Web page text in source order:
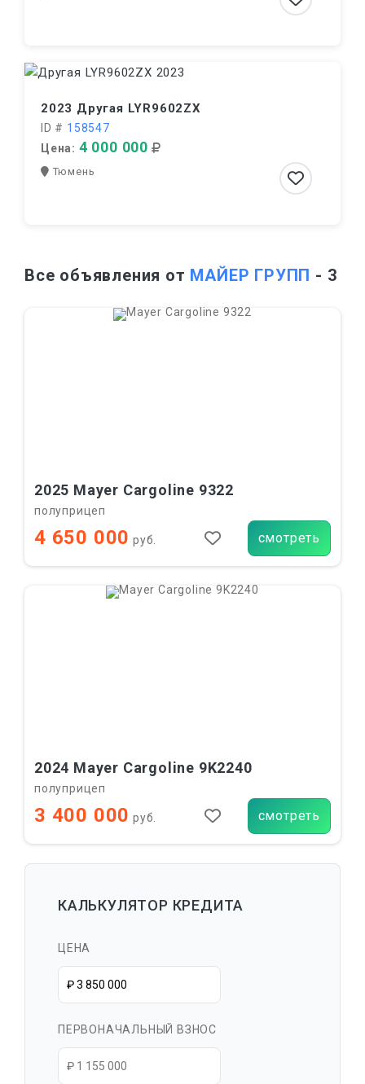
2023 Другая LYR9602ZX
ID # 158547
Цена: 4 000 000
Тюмень
Все объявления от МАЙЕР ГРУПП - 3
2025 Mayer Cargoline 9322
полуприцеп
4 650 000 руб. смотреть
2024 Mayer Cargoline 9K2240
полуприцеп
3 400 000 руб. смотреть
КАЛЬКУЛЯТОР КРЕДИТА
ЦЕНА
ПЕРВОНАЧАЛЬНЫЙ ВЗНОС